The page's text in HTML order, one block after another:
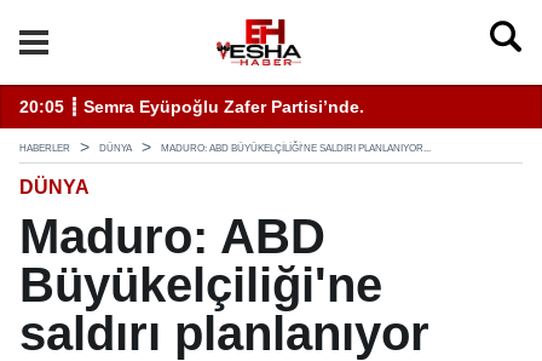
Hizmet İçin Bilinmesi Gerekenler
20:05 ┋ Semra Eyüpoğlu Zafer Partisi’nde.
HABERLER DÜNYA MADURO: ABD BÜYÜKELÇILIĞI'NE SALDIRI PLANLANIYOR...
DÜNYA
Maduro: ABD
Büyükelçiliği'ne
saldırı planlanıyor